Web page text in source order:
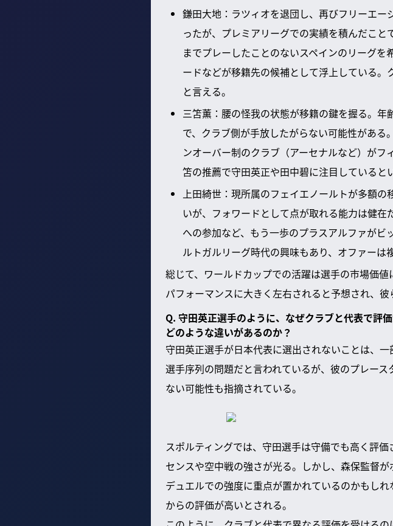
鎌田大地：ラツィオを退団し、再びフリーエ
ったが、プレミアリーグでの実績を積んだこ
までプレーしたことのないスペインのリーグ
ードなどが移籍先の候補として浮上している
と言える。
三笘薫：腰の怪我の状態が移籍の鍵を握る。
で、クラブ側が手放したがらない可能性があ
ンオーバー制のクラブ（アーセナルなど）が
笘の推薦で守田英正や田中碧に注目していると
上田綺世：現所属のフェイエノールトが多額
いが、フォワードとして点が取れる能力は健
への参加など、もう一歩のプラスアルファが
ルトガルリーグ時代の興味もあり、オファーは
総じて、ワールドカップでの活躍は選手の市場価
パフォーマンスに大きく左右されると予想され、
Q. 守田英正選手のように、なぜクラブと代表で評
どのような違いがあるのか？
守田英正選手が日本代表に選出されないことは、
選手序列の問題だと言われているが、彼のプレー
ない可能性も指摘されている。
スポルティングでは、守田選手は守備でも高く評
センスや空中戦の強さが光る。しかし、森保監督
デュエルでの強度に重点が置かれているのかもし
からの評価が高いとされる。